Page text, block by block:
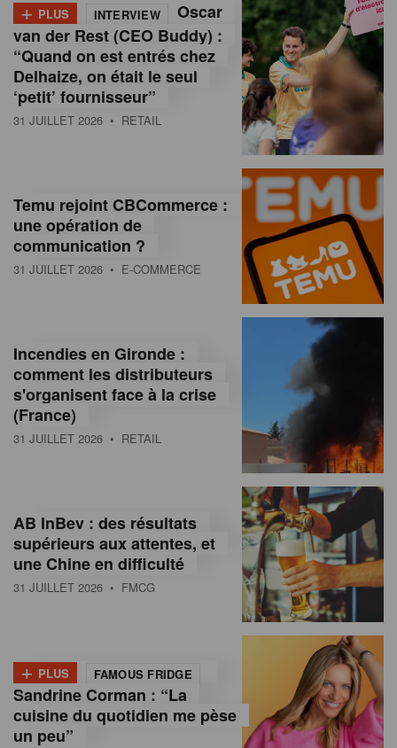
n
d
o
M
a
g
n
e
n
o
m
a
+ PLUS INTERVIEW
Oscar
van der Rest (CEO Buddy) :
“Quand on est entrés chez
Delhaize, on était le seul
‘petit’ fournisseur”
31 JUILLET 2026 • RETAIL
Temu rejoint CBCommerce :
une opération de
communication ?
31 JUILLET 2026 • E-COMMERCE
Incendies en Gironde :
comment les distributeurs
s'organisent face à la crise
(France)
31 JUILLET 2026 • RETAIL
AB InBev : des résultats
supérieurs aux attentes, et
une Chine en difficulté
31 JUILLET 2026 • FMCG
+ PLUS FAMOUS FRIDGE
Sandrine Corman : “La
cuisine du quotidien me pèse
un peu”